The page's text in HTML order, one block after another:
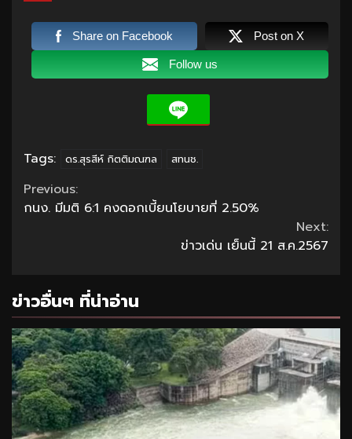
Share on Facebook Post on X
Follow us
Tags: ดร.สุรสีห์ กิตติมณฑล สทนช.
Continue
Reading
Previous:
กนง. มีมติ 6:1 คงดอกเบี้ยนโยบายที่ 2.50%
Next:
ข่าวเด่น เย็นนี้ 21 ส.ค.2567
ข่าวอื่นๆ ที่น่าอ่าน